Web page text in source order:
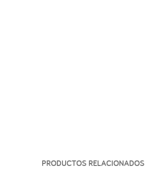
PRODUCTOS RELACIONADOS